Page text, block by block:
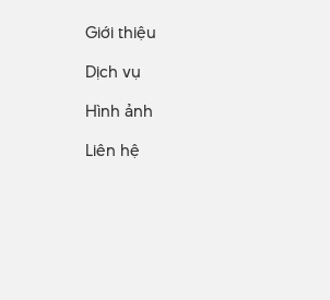
Giới thiệu
Dịch vụ
Hình ảnh
Liên hệ